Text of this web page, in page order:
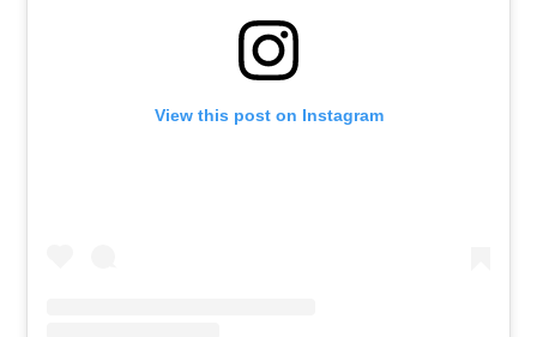
View this post on Instagram